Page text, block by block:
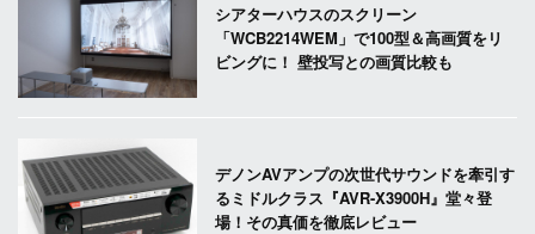
シアターハウスのスクリーン
「WCB2214WEM」で100型＆高画質をリ
ビングに！ 壁投写との画質比較も
デノンAVアンプの次世代サウンドを牽引す
るミドルクラス『AVR-X3900H』堂々登
場！その真価を徹底レビュー